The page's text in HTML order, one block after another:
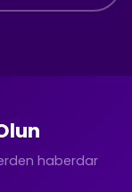
haberdar